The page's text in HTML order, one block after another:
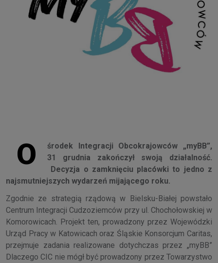
O
środek Integracji Obcokrajowców „myBB”,
31 grudnia zakończył swoją działalność.
Decyzja o zamknięciu placówki to jedno z
najsmutniejszych wydarzeń mijającego roku.
Zgodnie ze strategią rządową w Bielsku-Białej powstało
Centrum Integracji Cudzoziemców przy ul. Chochołowskiej w
Komorowicach. Projekt ten, prowadzony przez Wojewódzki
Urząd Pracy w Katowicach oraz Śląskie Konsorcjum Caritas,
przejmuje zadania realizowane dotychczas przez „myBB”
Dlaczego CIC nie mógł być prowadzony przez Towarzystwo